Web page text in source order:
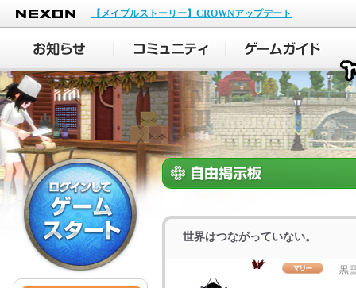
NEXON
【メイプルストーリー】CROWNアップデート
世界はつながっていない。
黒